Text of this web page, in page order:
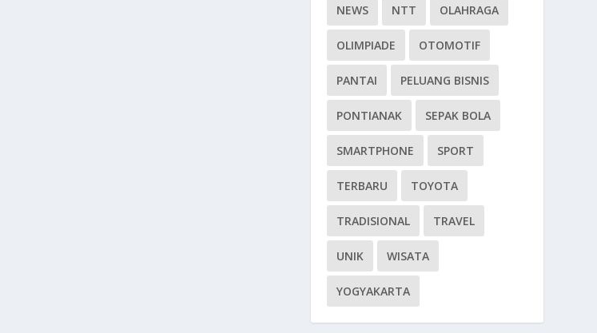
NEWS NTT OLAHRAGA
OLIMPIADE OTOMOTIF
PANTAI PELUANG BISNIS
PONTIANAK SEPAK BOLA
SMARTPHONE SPORT
TERBARU TOYOTA
TRADISIONAL TRAVEL
UNIK WISATA
YOGYAKARTA